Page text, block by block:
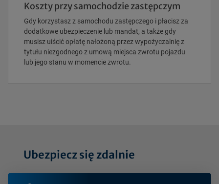
Koszty przy samochodzie zastępczym
Gdy korzystasz z samochodu zastępczego i płacisz za
dodatkowe ubezpieczenie lub mandat, a także gdy
musisz uiścić opłatę nałożoną przez wypożyczalnię z
tytułu niezgodnego z umową miejsca zwrotu pojazdu
lub jego stanu w momencie zwrotu.
Ubezpiecz się zdalnie